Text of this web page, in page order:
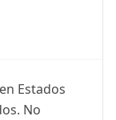
Estados
No